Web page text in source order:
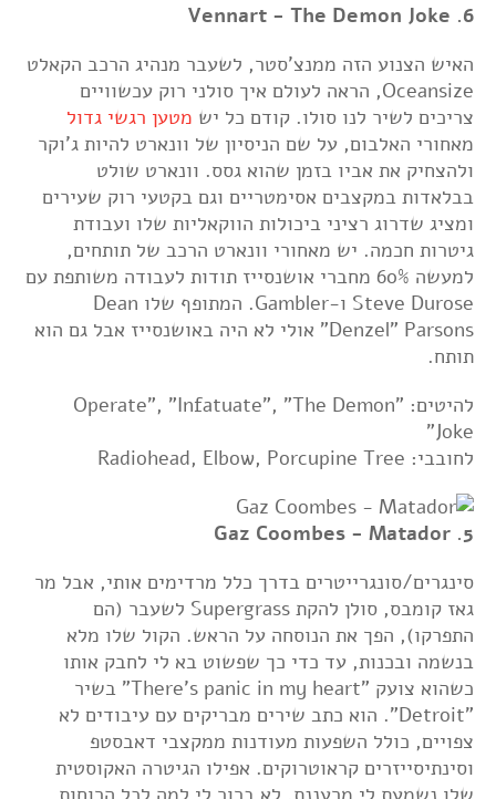
6. Vennart - The Demon Joke
האיש הצנוע הזה ממנצ'סטר, לשעבר מנהיג הרכב הקאלט
Oceansize, הראה לעולם איך סולני רוק עכשוויים
צריכים לשיר לנו סולו. קודם כל יש מטען רגשי גדול
מאחורי האלבום, על שם הניסיון של וונארט להיות ג'וקר
ולהצחיק את אביו בזמן שהוא גסס. וונארט שולט
בבלאדות במקצבים אסימטריים וגם בקטעי רוק שעירים
ומציג שדרוג רציני ביכולות הווקאליות שלו ועבודת
גיטרות חכמה. יש מאחורי וונארט הרכב של תותחים,
למעשה 60% מחברי אושנסייז תודות לעבודה משותפת עם
Steve Durose ו-Gambler. המתופף שלו Dean
"Denzel" Parsons אולי לא היה באושנסייז אבל גם הוא
תותח.
להיטים: "Operate", "Infatuate", "The Demon
Joke"
לחובבי: Radiohead, Elbow, Porcupine Tree
5. Gaz Coombes - Matador
סינגרים/סונגרייטרים בדרך כלל מרדימים אותי, אבל מר
גאז קומבס, סולן להקת Supergrass לשעבר (הם
התפרקו), הפך את הנוסחה על הראש. הקול שלו מלא
בנשמה ובכנות, עד כדי כך שפשוט בא לי לחבק אותו
כשהוא צועק "There's panic in my heart" בשיר
"Detroit". הוא כתב שירים מבריקים עם עיבודים לא
צפויים, כולל השפעות מעודנות ממקצבי דאבסטפ
וסינתיסייזרים קראוטרוקים. אפילו הגיטרה האקוסטית